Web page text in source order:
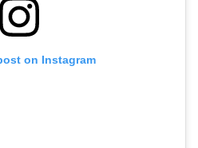
on Instagram